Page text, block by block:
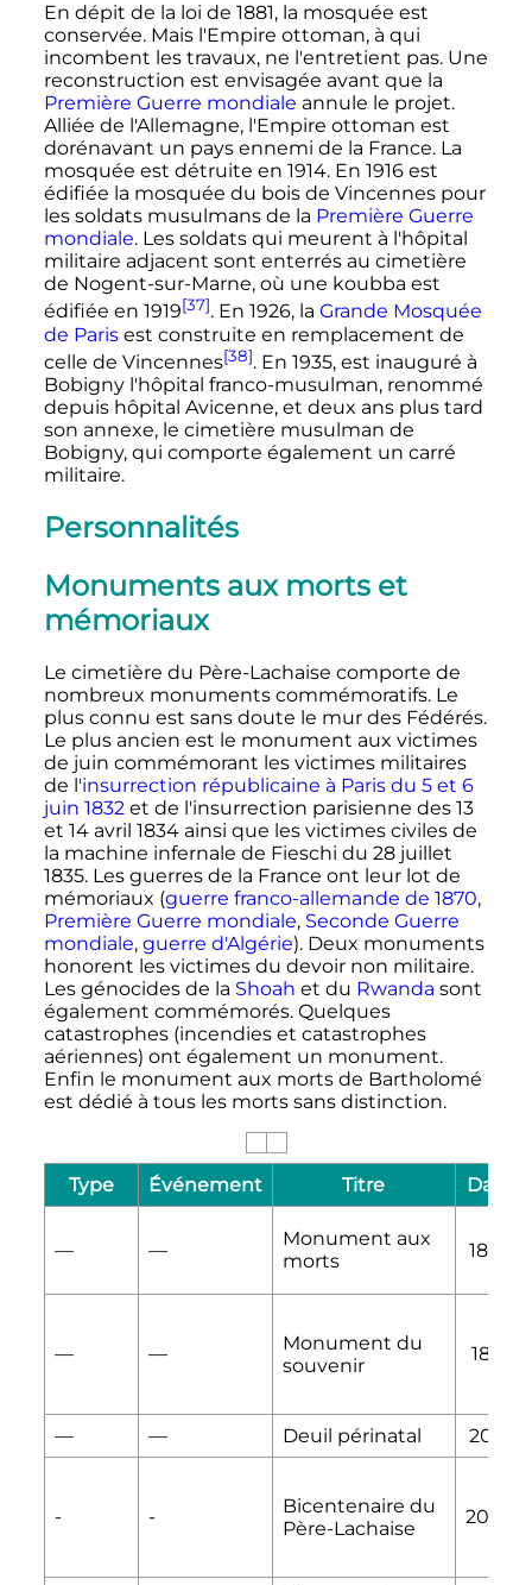
En dépit de la loi de 1881, la mosquée est
conservée. Mais l'Empire ottoman, à qui
incombent les travaux, ne l'entretient pas. Une
reconstruction est envisagée avant que la
Première Guerre mondiale annule le projet.
Alliée de l'Allemagne, l'Empire ottoman est
dorénavant un pays ennemi de la France. La
mosquée est détruite en 1914. En 1916 est
édifiée la mosquée du bois de Vincennes pour
les soldats musulmans de la Première Guerre
mondiale. Les soldats qui meurent à l'hôpital
militaire adjacent sont enterrés au cimetière
de Nogent-sur-Marne, où une koubba est
édifiée en 1919[37]. En 1926, la Grande Mosquée
de Parisest construite en remplacement de
celle de Vincennes[38]. En 1935, est inauguré à
Bobigny l'hôpital franco-musulman, renommé
depuis hôpital Avicenne, et deux ans plus tard
son annexe, le cimetière musulman de
Bobigny, qui comporte également un carré
militaire.
Personnalités
Monuments aux morts et
mémoriaux
Le cimetière du Père-Lachaise comporte de
nombreux monuments commémoratifs. Le
plus connu est sans doute le mur des Fédérés.
Le plus ancien est le monument aux victimes
de juin commémorant les victimes militaires
de l'insurrection républicaine à Paris du 5 et 6
juin 1832 et de l'insurrection parisienne des 13
et 14 avril 1834ainsi que les victimes civiles de
la machine infernale de Fieschi du 28 juillet
1835. Les guerres de la France ont leur lot de
mémoriaux (guerre franco-allemande de 1870,
Première Guerre mondiale, Seconde Guerre
mondiale, guerre d'Algérie). Deux monuments
honorent les victimes du devoir non militaire.
Les génocides de la Shoah et du Rwanda sont
également commémorés. Quelques
catastrophes (incendies et catastrophes
aériennes) ont également un monument.
Enfin le monument aux morts de Bartholomé
est dédié à tous les morts sans distinction.
Type Événement Titre Date
— —
Monument aux
morts
1899
— —
Monument du
souvenir
1881
— — Deuil périnatal 2016
- -
Bicentenaire du
Père-Lachaise
2004